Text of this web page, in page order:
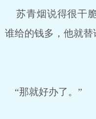
苏青烟说得很干脆
谁给的钱多，他就
“那就好办了。”